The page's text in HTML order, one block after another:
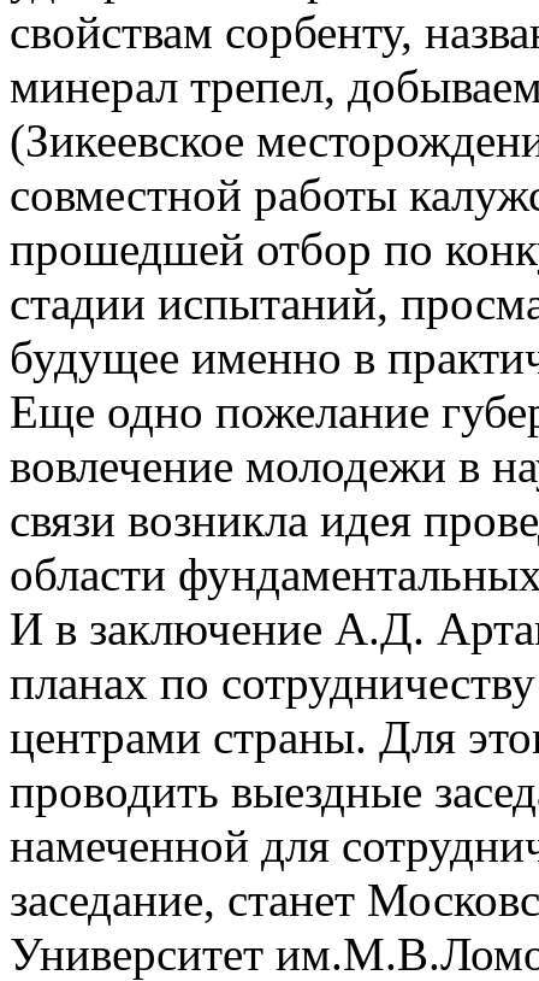
свойствам сорбенту,
минерал трепел,
(Зикеевское
совместной работы
прошедшей отбор по
стадии испытаний,
будущее именно в
Еще одно пожелание
вовлечение молодежи в
связи возникла идея
области
И в заключение А.Д.
планах по
центрами страны. Для
проводить выездные
намеченной для
заседание, станет
Университет